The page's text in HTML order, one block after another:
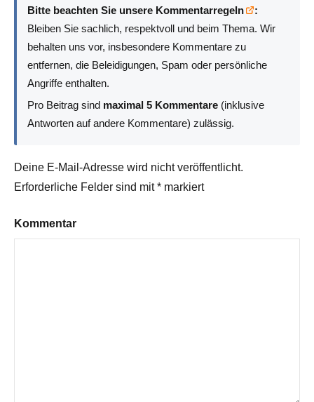
Bitte beachten Sie unsere Kommentarregeln
:
Bleiben Sie sachlich, respektvoll und beim Thema. Wir
behalten uns vor, insbesondere Kommentare zu
entfernen, die Beleidigungen, Spam oder persönliche
Angriffe enthalten.
Pro Beitrag sind maximal 5 Kommentare (inklusive
Antworten auf andere Kommentare) zulässig.
Deine E-Mail-Adresse wird nicht veröffentlicht.
Erforderliche Felder sind mit* markiert
Kommentar